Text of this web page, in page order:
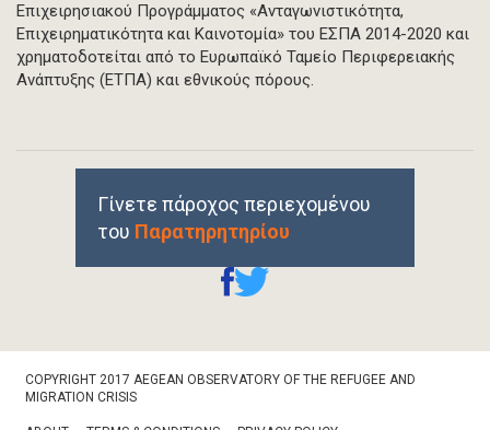
Επιχειρησιακού Προγράμματος «Ανταγωνιστικότητα,
Επιχειρηματικότητα και Καινοτομία» του ΕΣΠΑ 2014-2020 και
χρηματοδοτείται από το Ευρωπαϊκό Ταμείο Περιφερειακής
Ανάπτυξης (ΕΤΠΑ) και εθνικούς πόρους.
Γίνετε πάροχος περιεχομένου
του Παρατηρητηρίου
Footer
Bottom
COPYRIGHT 2017 AEGEAN OBSERVATORY OF THE REFUGEE AND
MIGRATION CRISIS